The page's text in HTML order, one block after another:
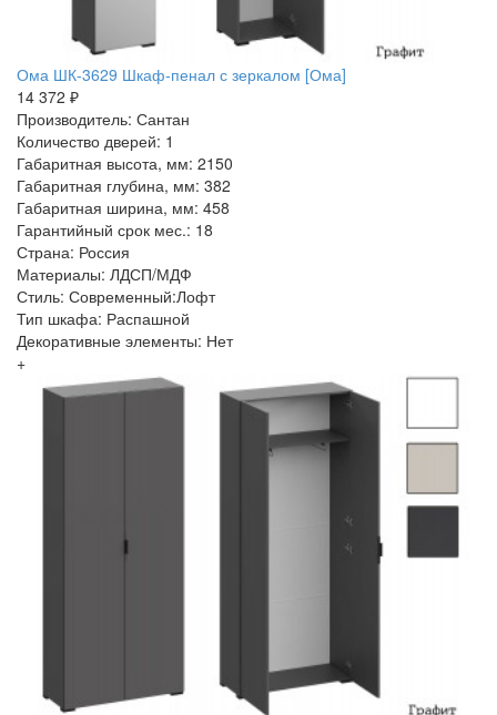
Ома ШК-3629 Шкаф-пенал с зеркалом [Ома]
14 372 ₽
Производитель: Сантан
Количество дверей: 1
Габаритная высота, мм: 2150
Габаритная глубина, мм: 382
Габаритная ширина, мм: 458
Гарантийный срок мес.: 18
Страна: Россия
Материалы: ЛДСП/МДФ
Стиль: Современный:Лофт
Тип шкафа: Распашной
Декоративные элементы: Нет
+